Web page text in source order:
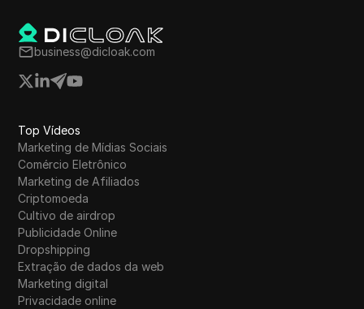
business@dicloak.com
Top Vídeos
Marketing de Mídias Sociais
Comércio Eletrônico
Marketing de Afiliados
Criptomoeda
Cultivo de airdrop
Publicidade Online
Dropshipping
Extração de dados da web
Marketing digital
Privacidade online